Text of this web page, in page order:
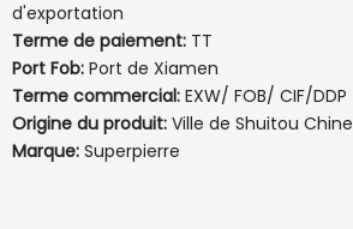
d'exportation
Terme de paiement: TT
Port Fob: Port de Xiamen
Terme commercial: EXW/ FOB/ CIF/DDP
Origine du produit: Ville de Shuitou Chine
Marque: Superpierre